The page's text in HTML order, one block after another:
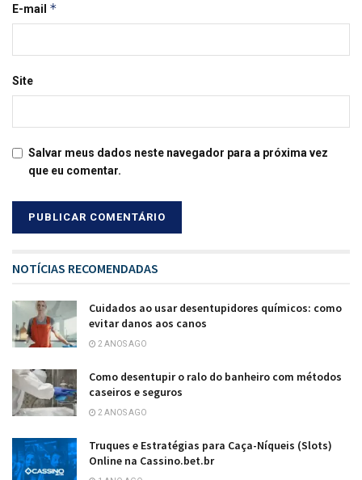
E-mail *
Site
Salvar meus dados neste navegador para a próxima vez
que eu comentar.
NOTÍCIAS RECOMENDADAS
Cuidados ao usar desentupidores químicos: como
evitar danos aos canos
2 ANOS AGO
Como desentupir o ralo do banheiro com métodos
caseiros e seguros
2 ANOS AGO
Truques e Estratégias para Caça-Níqueis (Slots)
Online na Cassino.bet.br